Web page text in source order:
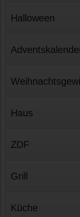
Halloween
Haus
ZDF
Grill
Küche